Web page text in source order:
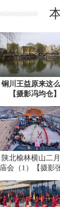
铜川王益原来这
【摄影冯均仓】
陕北榆林横山二
庙会（1）【摄影